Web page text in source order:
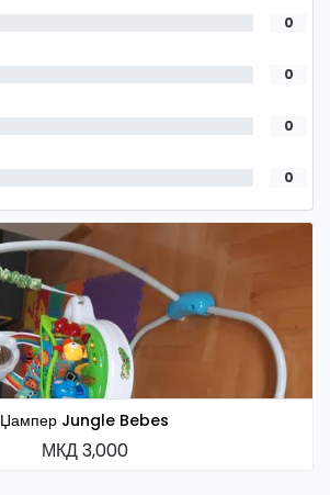
0
0
0
0
Џампер Jungle Bebes
МКД 3,000